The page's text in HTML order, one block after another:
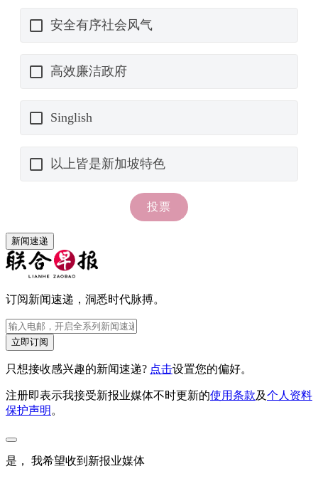
新闻速递
订阅新闻速递，洞悉时代脉搏。
立即订阅
只想接收感兴趣的新闻速递? 点击设置您的偏好。
注册即表示我接受新报业媒体不时更新的使用条款及个人资料
保护声明 。
是， 我希望收到新报业媒体